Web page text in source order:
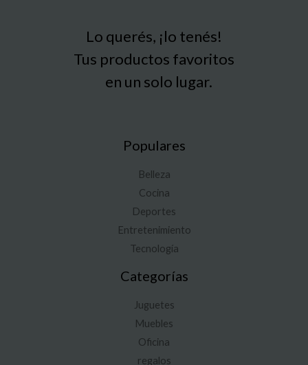
Lo querés, ¡lo tenés!
Tus productos favoritos
en un solo lugar.
Populares
Belleza
Cocina
Deportes
Entretenimiento
Tecnología
Categorías
Juguetes
Muebles
Oficina
regalos